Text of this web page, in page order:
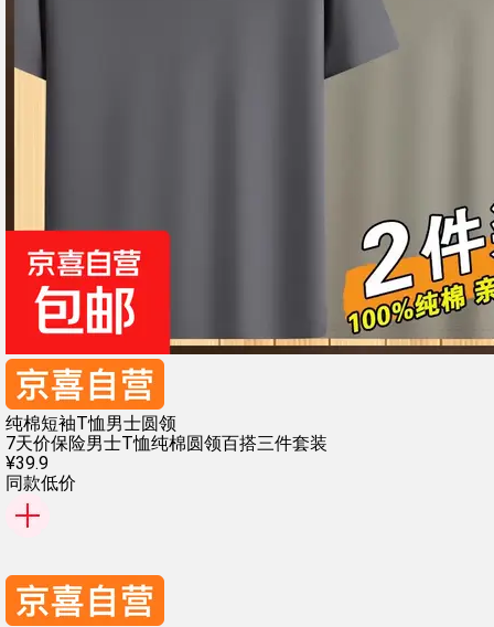
纯棉短袖T恤男士圆领
7天价保险男士T恤纯棉圆领百搭三件套装
¥39.9
同款低价